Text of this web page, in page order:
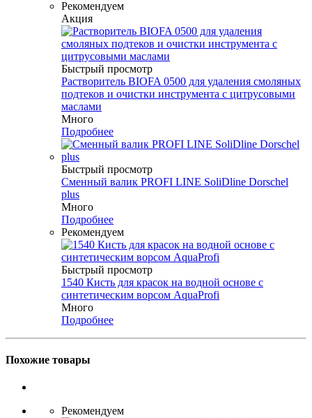
Рекомендуем
Акция
Быстрый просмотр
Растворитель BIOFA 0500 для удаления смоляных
подтеков и очистки инструмента с цитрусовыми
маслами
Много
Подробнее
Быстрый просмотр
Сменный валик PROFI LINE SoliDline Dorschel
plus
Много
Подробнее
Рекомендуем
Быстрый просмотр
1540 Кисть для красок на водной основе с
синтетическим ворсом AquaProfi
Много
Подробнее
Похожие товары
Рекомендуем